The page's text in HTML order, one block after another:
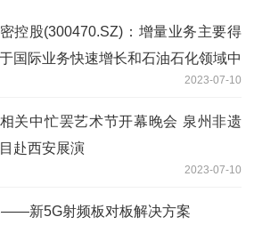
控股(300470.SZ)：增量业务主要得
国际业务快速增长和石油石化领域中
2023-07-10
关中忙罢艺术节开幕晚会 泉州非遗
赴西安展演
2023-07-10
新5G射频板对板解决方案